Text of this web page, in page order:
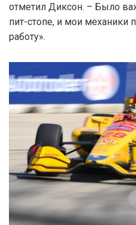
отметил Диксон. – Было
пит-стопе, и мои механики
работу».